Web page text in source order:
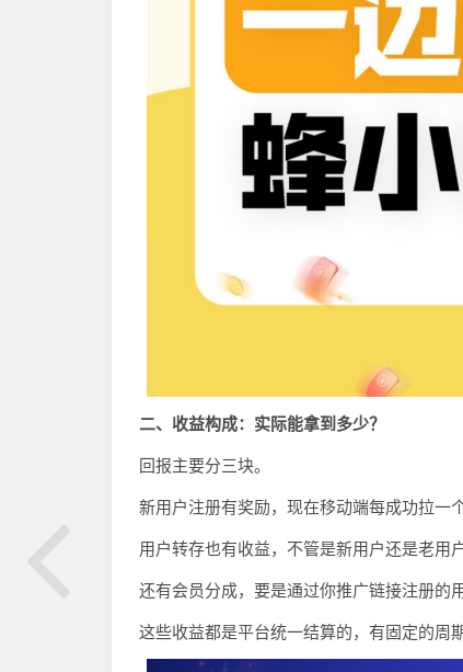
二、收益构成：实际能拿到多少？
回报主要分三块。
新用户注册有奖励，现在移动端每成功拉一
用户转存也有收益，不管是新用户还是老用
还有会员分成，要是通过你推广链接注册的
这些收益都是平台统一结算的，有固定的周